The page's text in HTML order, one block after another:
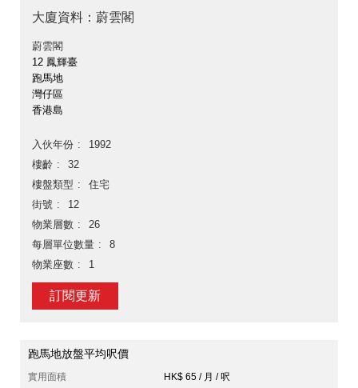
大廈資料：蔚雲閣
蔚雲閣
12 鳳輝臺
跑馬地
灣仔區
香港島
入伙年份
1992
樓齡
32
樓盤類型
住宅
街號
12
物業層數
26
每層單位數量
8
物業座數
1
訂閱更新
跑馬地放盤平均呎價
實用面積
HK$ 65 / 月 / 呎